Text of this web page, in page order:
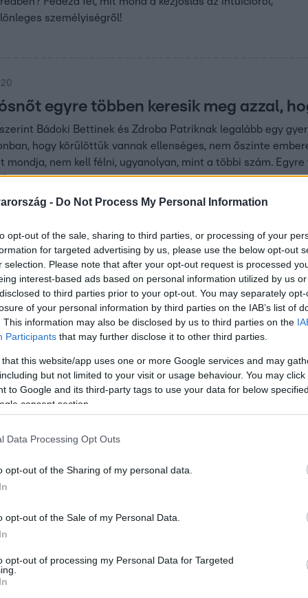
- Do Not Process My Personal Information
opt-out of the sale, sharing to third parties, or processing of your
for targeted advertising by us, please use the below opt-out
selection. Please note that after your opt-out request is processed
interest-based ads based on personal information utilized by us
to third parties prior to your opt-out. You may separately
of your personal information by third parties on the IAB’s list of
This information may also be disclosed by us to third parties on the
Participants that may further disclose it to other third parties.
that this website/app uses one or more Google services and may
but not limited to your visit or usage behaviour. You may
to Google and its third-party tags to use your data for below
consent section.
Data Processing Opt Outs
opt-out of the Sharing of my personal data.
opt-out of the Sale of my Personal Data.
opt-out of processing my Personal Data for Targeted
személyiségről!
egyre többen keresik meg azzal,
Bádoki Bettinek és Zdroba Patriknak legalább egy
hogy körülöttük vannak ellenséges, nem őszinte
mondja, nem kell félni, ugyanolyan, mint a többi szám.
bevállalja: megjósolja az
választás eredményét
turnéra indul, és Pécsen a választások napján
14:27
2026-ra: politikai fordulat és
már előre pillantott a Reggeli stúdiójában, és 2026-ra
teremtésekről és fordulatokról szól majd, de a kártyák
A politikai változások mellett egy nő is érkezhet,
szabott jóslatot kapott, ám Ábel Anita jövőjét Gizi
3:30
Kamarás Norbi párja az Exek
Kamarás Norbinak különös párt jósolt a javasasszony,